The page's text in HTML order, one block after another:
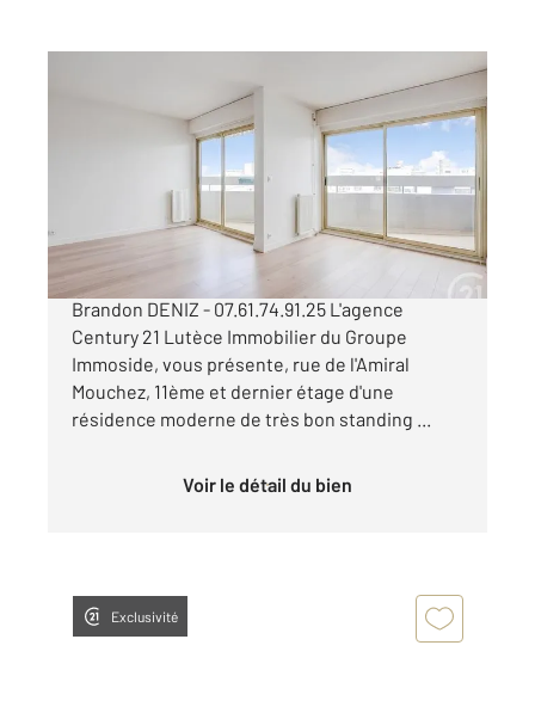
, 5 pièces
Appartement F5 à vendre
920 000 €
PARIS 13e - Quartier Montsouris Contact:
Brandon DENIZ - 07.61.74.91.25 L'agence
Century 21 Lutèce Immobilier du Groupe
Immoside, vous présente, rue de l'Amiral
Mouchez, 11ème et dernier étage d'une
résidence moderne de très bon standing ...
Voir le détail du bien
Exclusivité